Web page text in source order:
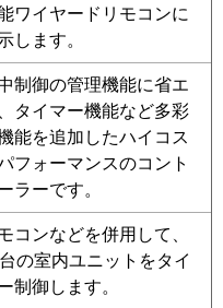
ワイヤードリモコンに
します。
制御の管理機能に省エ
タイマー機能など多彩
能を追加したハイコス
フォーマンスのコント
ラーです。
コンなどを併用して、
の室内ユニットをタイ
制御します。